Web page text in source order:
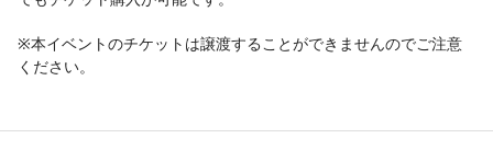
※本イベントのチケットは譲渡することができませんのでご注意
ください。